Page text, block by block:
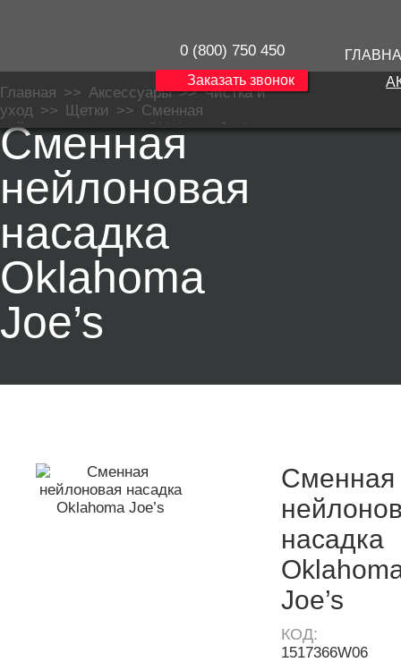
0 (800) 750 450
Заказать звонок
Главная >> Аксессуары>>Чистка и
уход >> Щетки >> Сменная
нейлоновая насадка Oklahoma Joe’s
Сменная
нейлоновая
насадка
Oklahoma
Joe’s
Сменная
насадка
Joe’s
КОД:
1517366W06